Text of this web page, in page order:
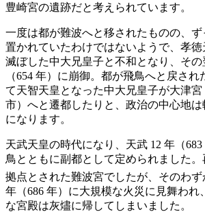
豊崎宮の遺跡だと考えられています。
一度は都が難波へと移されたものの、
置かれていたわけではないようで、孝
滅ぼした中大兄皇子と不和となり、そ
（654 年）に崩御。都が飛鳥へと戻さ
て天智天皇となった中大兄皇子が大津
市）へと遷都したりと、政治の中心地は
になります。
天武天皇の時代になり、天武 12 年（
鳥とともに副都として定められました
拠点とされた難波宮でしたが、そのわず
年（686 年）に大規模な火災に見舞われ
な宮殿は灰燼に帰してしまいました。